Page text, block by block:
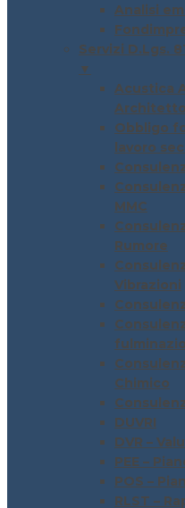
Analisi
Servizi D.Lgs.
▼
Acustica
Obbligo
lavoro
MMC
Rumore
Vibrazioni
Chimico
DUVRI
DVR –
PEE –
POS –
RLST –